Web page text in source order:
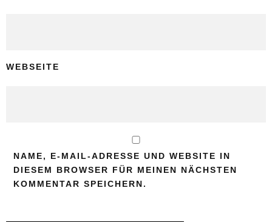
WEBSEITE
NAME, E-MAIL-ADRESSE UND WEBSITE IN
DIESEM BROWSER FÜR MEINEN NÄCHSTEN
KOMMENTAR SPEICHERN.